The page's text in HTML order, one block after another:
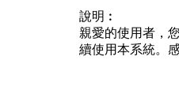
說明︰
親愛的使用者，
續使用本系統。